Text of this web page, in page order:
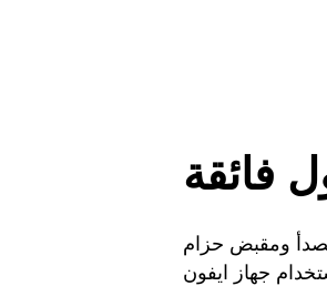
فائقة
ومقبض حزام
جهاز ايفون